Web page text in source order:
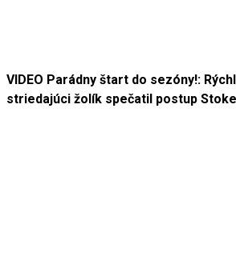
VIDEO Parádny štart do sezóny!:
striedajúci žolík spečatil postup Stoke